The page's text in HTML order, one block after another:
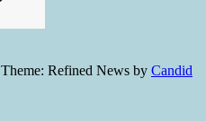
Theme: Refined News by Candid